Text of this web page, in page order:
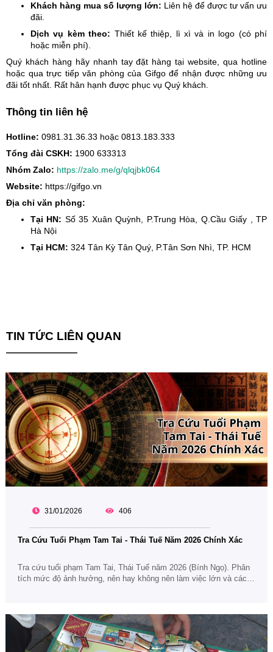
Khách hàng mua số lượng lớn: Liên hệ để được tư vấn ưu
đãi.
Dịch vụ kèm theo: Thiết kế thiệp, lì xì và in logo (có phí
hoặc miễn phí).
Quý khách hàng hãy nhanh tay đặt hàng tại website, qua hotline
hoặc qua trực tiếp văn phòng của Gifgo để nhận được những ưu
đãi tốt nhất. Rất hân hạnh được phục vụ Quý khách.
Thông tin liên hệ
Hotline: 0981.31.36.33 hoặc 0813.183.333
Tổng đài CSKH: 1900 633313
Nhóm Zalo: https://zalo.me/g/qlqjbk064
Website: https://gifgo.vn
Địa chỉ văn phòng:
Tại HN: Số 35 Xuân Quỳnh, P.Trung Hòa, Q.Cầu Giấy , TP
Hà Nội
Tại HCM: 324 Tân Kỳ Tân Quý, P.Tân Sơn Nhì, TP. HCM
TIN TỨC LIÊN QUAN
31/01/2026 406
Tra Cứu Tuổi Phạm Tam Tai - Thái Tuế Năm 2026 Chính Xác
Tra cứu tuổi phạm Tam Tai, Thái Tuế năm 2026 (Bính Ngọ). Phân
tích mức độ ảnh hưởng, nên hay không nên làm việc lớn và cách